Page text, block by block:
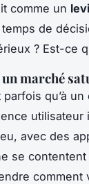
comme un
de
? Est-ce
marché
qu’à
avec des
se